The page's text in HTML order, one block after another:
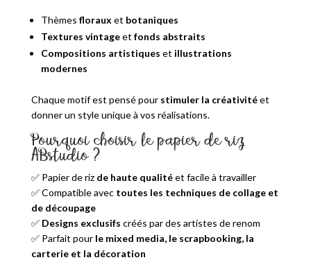
Thèmes floraux et botaniques
Textures vintageet fonds abstraits
Compositions artistiques et illustrations
modernes
Chaque motif est pensé pour stimuler la créativitéet
donner un style unique à vos réalisations.
Pourquoi choisir le papier de riz
ABstudio ?
✅ Papier de riz de haute qualitéet facile à travailler
✅ Compatible avec toutes les techniques de collage et
de découpage
✅ Designs exclusifs créés par des artistes de renom
✅ Parfait pour le mixed media, le scrapbooking, la
carterie et la décoration